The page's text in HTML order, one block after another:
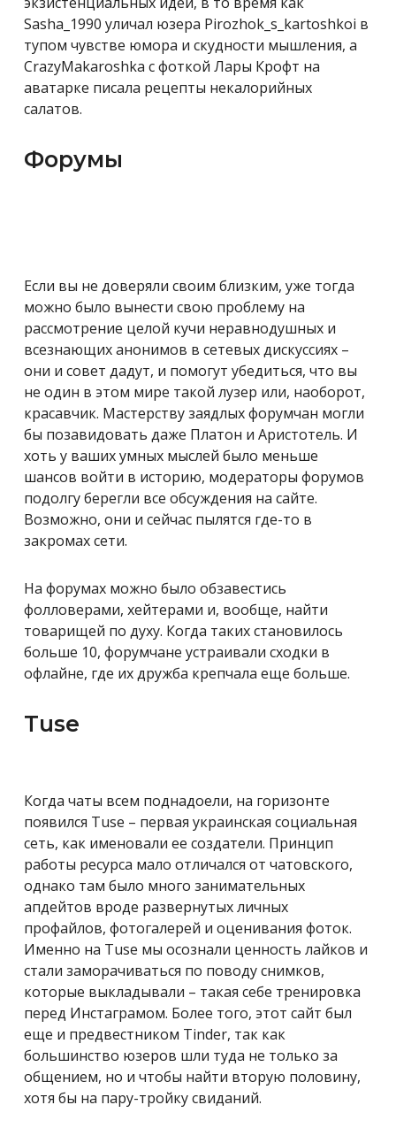
Sasha_1990 уличал юзера Pirozhok_s_kartoshkoi в
тупом чувстве юмора и скудности мышления, а
CrazyMakaroshka с фоткой Лары Крофт на
аватарке писала рецепты некалорийных
салатов.
Форумы
Если вы не доверяли своим близким, уже тогда
можно было вынести свою проблему на
рассмотрение целой кучи неравнодушных и
всезнающих анонимов в сетевых дискуссиях –
они и совет дадут, и помогут убедиться, что вы
не один в этом мире такой лузер или, наоборот,
красавчик. Мастерству заядлых форумчан могли
бы позавидовать даже Платон и Аристотель. И
хоть у ваших умных мыслей было меньше
шансов войти в историю, модераторы форумов
подолгу берегли все обсуждения на сайте.
Возможно, они и сейчас пылятся где-то в
закромах сети.
На форумах можно было обзавестись
фолловерами, хейтерами и, вообще, найти
товарищей по духу. Когда таких становилось
больше 10, форумчане устраивали сходки в
офлайне, где их дружба крепчала еще больше.
Tuse
Когда чаты всем поднадоели, на горизонте
появился Tuse – первая украинская социальная
сеть, как именовали ее создатели. Принцип
работы ресурса мало отличался от чатовского,
однако там было много занимательных
апдейтов вроде развернутых личных
профайлов, фотогалерей и оценивания фоток.
Именно на Tuse мы осознали ценность лайков и
стали заморачиваться по поводу снимков,
которые выкладывали – такая себе тренировка
перед Инстаграмом. Более того, этот сайт был
еще и предвестником Tinder, так как
большинство юзеров шли туда не только за
общением, но и чтобы найти вторую половину,
хотя бы на пару-тройку свиданий.